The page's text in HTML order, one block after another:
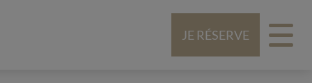
JE RÉSERVE